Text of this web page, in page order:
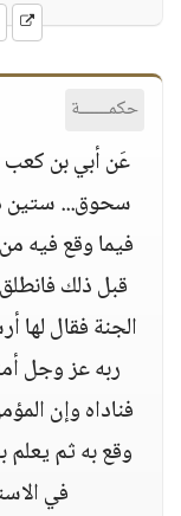
حكمــــــة
عَن أبي بن كعب
سحوق... ستين
فيما وقع فيه
قبل ذلك
الجنة فقال لها
ربه عز وجل
فناداه وإن
وقع به ثم يعلم
في